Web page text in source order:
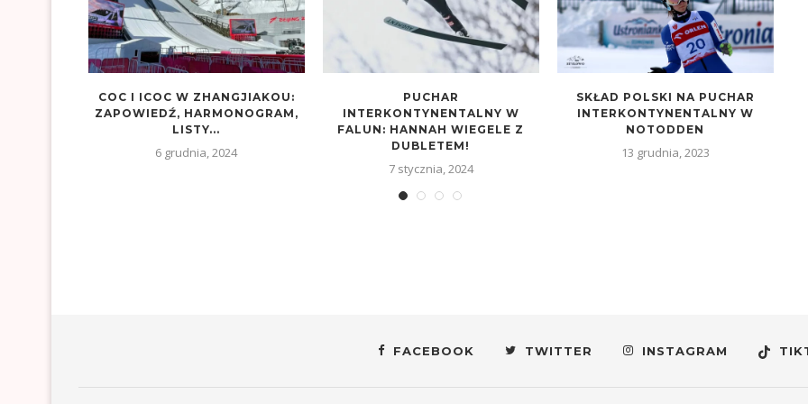
COC I ICOC W ZHANGJIAKOU:
ZAPOWIEDŹ, HARMONOGRAM,
LISTY...
6 grudnia, 2024
PUCHAR
INTERKONTYNENTALNY W
FALUN: HANNAH WIEGELE Z
DUBLETEM!
7 stycznia, 2024
SKŁAD POLSKI NA PUCHAR
INTERKONTYNENTALNY W
NOTODDEN
13 grudnia, 2023
FACEBOOK TWITTER INSTAGRAM